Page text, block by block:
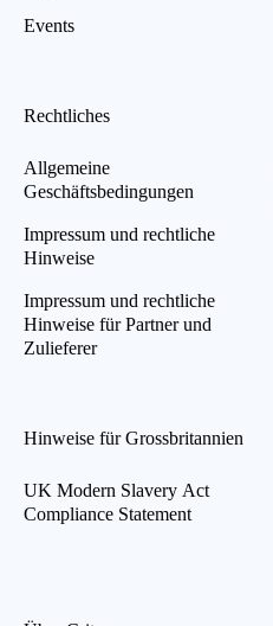
Events
Rechtliches
Allgemeine
Geschäftsbedingungen
Impressum und rechtliche
Hinweise
Impressum und rechtliche
Hinweise für Partner und
Zulieferer
Hinweise für Grossbritannien
UK Modern Slavery Act
Compliance Statement